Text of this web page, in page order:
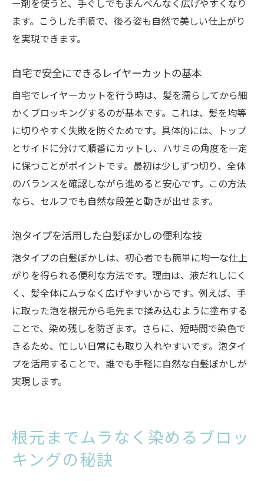
ー剤を使うと、手ぐしでもまんべんなく広げやすくなり
ます。こうした手順で、後ろ姿も自然で美しい仕上がり
を実現できます。
自宅で安全にできるレイヤーカットの基本
自宅でレイヤーカットを行う時は、髪を濡らしてから細
かくブロッキングするのが基本です。これは、髪を均等
に切りやすく失敗を防ぐためです。具体的には、トップ
とサイドに分けて順番にカットし、ハサミの角度を一定
に保つことがポイントです。最初は少しずつ切り、全体
のバランスを確認しながら進めると安心です。この方法
なら、セルフでも自然な段差と動きが出せます。
泡タイプを活用した白髪ぼかしの便利な技
泡タイプの白髪ぼかしは、初心者でも簡単に均一な仕上
がりを得られる便利な方法です。理由は、液だれしにく
く、髪全体にムラなく広げやすいからです。例えば、手
に取った泡を根元から毛先まで揉み込むように塗布する
ことで、染め残しを防ぎます。さらに、短時間で染色で
きるため、忙しい日常にも取り入れやすいです。泡タイ
プを活用することで、誰でも手軽に自然な白髪ぼかしが
実現します。
根元までムラなく染めるブロッ
キングの秘訣